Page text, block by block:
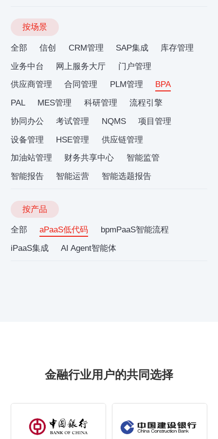
按场景
全部 信创 CRM管理 SAP集成
库存管理
业务中台
网上服务大厅
门户管理
供应商管理
合同管理 PLM管理
BPA
PAL
MES管理 科研管理
流程引擎
协同办公
考试管理 NQMS
项目管理
设备管理
HSE管理
供应链管理
加油站管理
财务共享中心
智能监管
智能报告
智能运营 智能选题报告
按产品
全部 aPaaS低代码
bpmPaaS智能流程
iPaaS集成
AI Agent智能体
金融行业用户的共同选择